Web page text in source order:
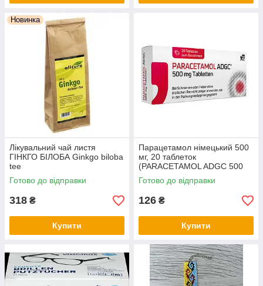
Новинка
Лікувальний чай листя
ГІНКГО БІЛОБА Ginkgo biloba
tee
Готово до відправки
318 ₴
Купити
Парацетамол німецький 500
мг, 20 таблеток
(PARACETAMOL ADGC 500
mg Tabletten, 20 St.)
Готово до відправки
126 ₴
Купити